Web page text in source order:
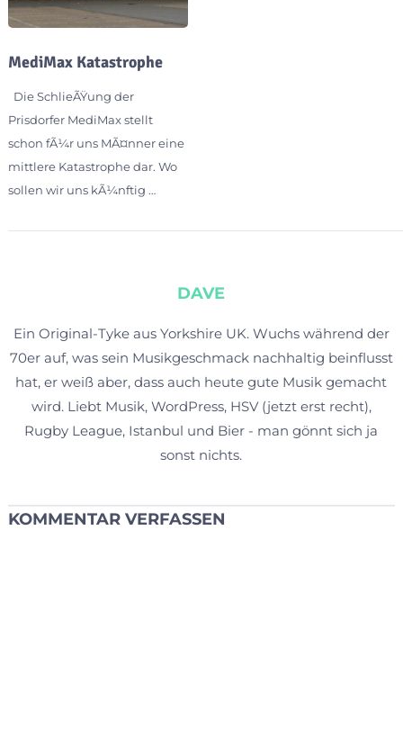
MediMax Katastrophe
Die SchlieÃŸung der
Prisdorfer MediMax stellt
schon fÃ¼r uns MÃ¤nner eine
mittlere Katastrophe dar. Wo
sollen wir uns kÃ¼nftig …
DAVE
Ein Original-Tyke aus Yorkshire UK. Wuchs während der
70er auf, was sein Musikgeschmack nachhaltig beinflusst
hat, er weiß aber, dass auch heute gute Musik gemacht
wird. Liebt Musik, WordPress, HSV (jetzt erst recht),
Rugby League, Istanbul und Bier - man gönnt sich ja
sonst nichts.
KOMMENTAR VERFASSEN